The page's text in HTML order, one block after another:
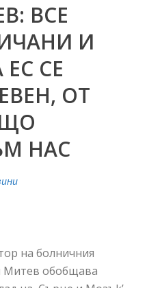
ВСЕ
И
СЕ
ОТ
НАС
на болничния
Митев обобщава